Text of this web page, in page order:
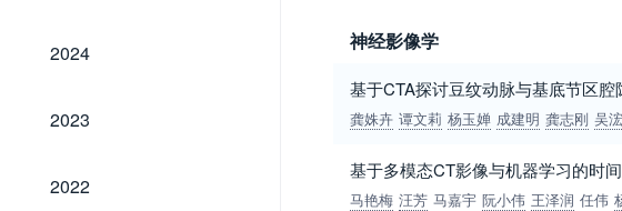
2024
2024
2023
2023
2022
2022
神经影像学
基于CTA探讨豆纹动脉与基底节区腔
龚姝卉 谭文莉 杨玉婵 成建明 龚志刚 吴
基于多模态CT影像与机器学习的时
马艳梅 汪芳 马嘉宇 阮小伟 王泽润 任伟